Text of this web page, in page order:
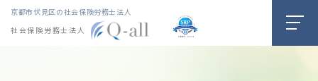
京都市伏見区の社会保険労務士法人
社会保険労務士法人